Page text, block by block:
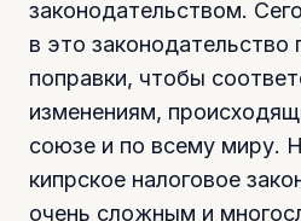
законодательством.
в это законодательство
поправки, чтобы
изменениям,
союзе и по всему миру.
кипрское налоговое
очень сложным и